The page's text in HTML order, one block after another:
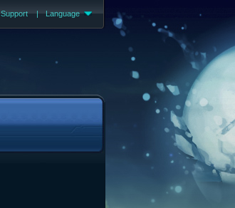
Support | Language